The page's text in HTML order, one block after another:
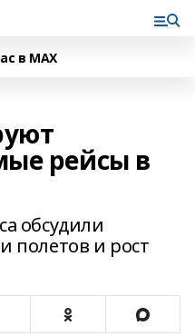
в MAX
рейсы в
обсудили
полетов и рост